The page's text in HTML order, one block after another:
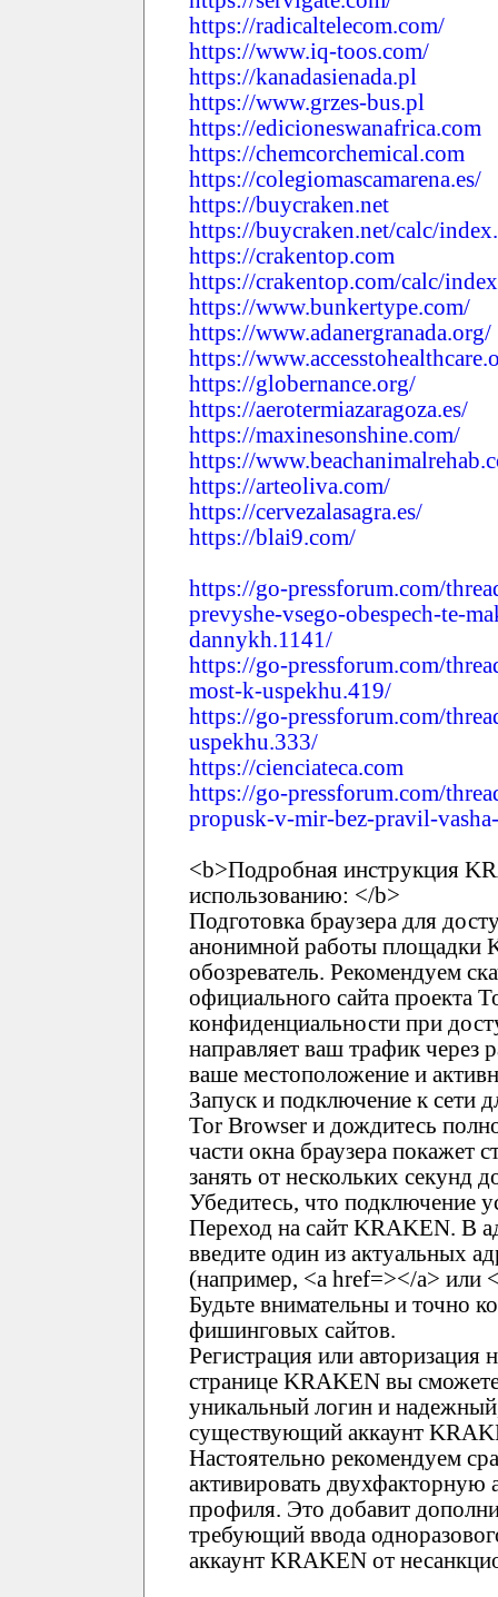
https://radicaltelecom.com/
https://www.iq-toos.com/
https://kanadasienada.pl
https://www.grzes-bus.pl
https://edicioneswanafrica.com
https://chemcorchemical.com
https://colegiomascamarena.es/
https://buycraken.net
https://buycraken.net/calc/
https://crakentop.com
https://crakentop.com/calc/
https://www.bunkertype.com/
https://www.adanergranada.org/
https://
https://globernance.org/
https://aerotermiazaragoza.es/
https://maxinesonshine.com/
https://
https://arteoliva.com/
https://cervezalasagra.es/
https://blai9.com/
https://go-pressforum.com/
prevyshe-vsego-obespech-te-
dannykh.1141/
https://go-pressforum.com/
most-k-uspekhu.419/
https://go-pressforum.com/
uspekhu.333/
https://cienciateca.com
https://go-pressforum.com/
propusk-v-mir-bez-pravil-
<b>Подробная инструкция
использованию: </b>
Подготовка браузера для
анонимной работы площадки
обозреватель. Рекомендуем
официального сайта проекта
конфиденциальности при
направляет ваш трафик через
ваше местоположение и
Запуск и подключение к сети
Tor Browser и дождитесь
части окна браузера покажет
занять от нескольких
Убедитесь, что подключение
Переход на сайт KRAKEN. В
введите один из актуальных
(например, <a href=></a> или
Будьте внимательны и точно
фишинговых сайтов.
Регистрация или
странице KRAKEN вы
уникальный логин и
существующий аккаунт
Настоятельно рекомендуем
активировать двухфакторную
профиля. Это добавит
требующий ввода
аккаунт KRAKEN от